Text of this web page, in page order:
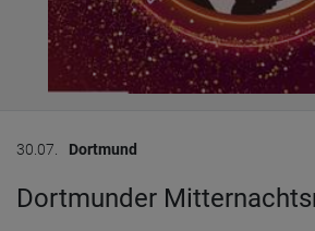
30.07. Dortmund
Dortmunder